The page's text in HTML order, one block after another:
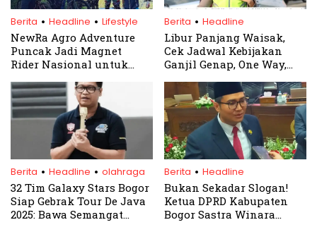
Berita . Headline . Lifestyle
NewRa Agro Adventure
Puncak Jadi Magnet
Rider Nasional untuk
Berita . Headline
Libur Panjang Waisak,
Cek Jadwal Kebijakan
Ganjil Genap, One Way,
Kawasan Wisata Puncak
Bogor Hari Ini
Berita . Headline . olahraga
32 Tim Galaxy Stars Bogor
Siap Gebrak Tour De Java
2025: Bawa Semangat
Berita . Headline
Bukan Sekadar Slogan!
Ketua DPRD Kabupaten
Bogor Sastra Winara